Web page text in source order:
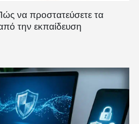
να προστατεύσετε τα
την εκπαίδευση